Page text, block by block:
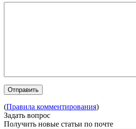
(Правила комментирования)
Задать вопрос
Получить новые статьи по почте